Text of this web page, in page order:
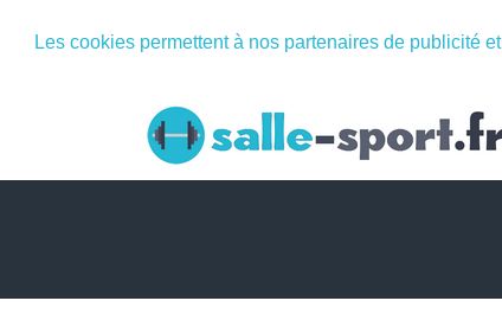
Les cookies permettent à nos partenaires de publicité